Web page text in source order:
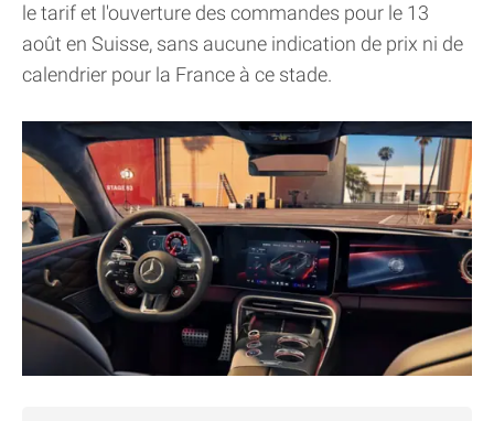
le tarif et l'ouverture des commandes pour le 13
août en Suisse, sans aucune indication de prix ni de
calendrier pour la France à ce stade.